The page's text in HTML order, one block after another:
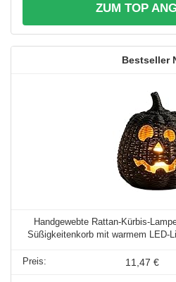
ZUM TOP
Handgewebte Rattan-Kürbis-
Süßigkeitenkorb mit warmem LED-
11,47 €